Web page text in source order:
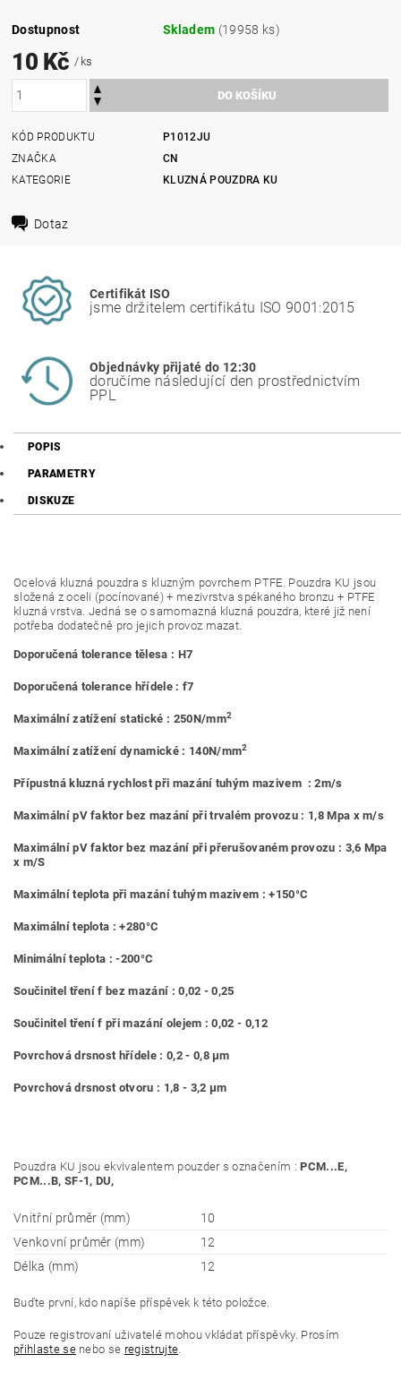
Dostupnost Skladem (19958 ks)
10 Kč/ ks
KÓD PRODUKTU
P1012JU
ZNAČKA
CN
KATEGORIE
KLUZNÁ POUZDRA KU
Dotaz
Certifikát ISO
jsme držitelem certifikátu ISO 9001:2015
Objednávky přijaté do 12:30
doručíme následující den prostřednictvím
PPL
POPIS
PARAMETRY
DISKUZE
Ocelová kluzná pouzdra s kluzným povrchem PTFE. Pouzdra KU jsou
složená z oceli (pocínované) + mezivrstva spékaného bronzu + PTFE
kluzná vrstva. Jedná se o samomazná kluzná pouzdra, které již není
potřeba dodatečně pro jejich provoz mazat.
Doporučená tolerance tělesa : H7
Doporučená tolerance hřídele : f7
Maximální zatížení statické : 250N/mm2
Maximální zatížení dynamické : 140N/mm2
Přípustná kluzná rychlost při mazání tuhým mazivem : 2m/s
Maximální pV faktor bez mazání při trvalém provozu : 1,8 Mpa x m/s
Maximální pV faktor bez mazání při přerušovaném provozu : 3,6 Mpa
x m/S
Maximální teplota při mazání tuhým mazivem : +150°C
Maximální teplota : +280°C
Minimální teplota : -200°C
Součinitel tření f bez mazání : 0,02 - 0,25
Součinitel tření f při mazání olejem : 0,02 - 0,12
Povrchová drsnost hřídele : 0,2 - 0,8 μm
Povrchová drsnost otvoru : 1,8 - 3,2 μm
Pouzdra KU jsou ekvivalentem pouzder s označením :PCM...E,
PCM...B, SF-1, DU,
Vnitřní průměr (mm)
10
Venkovní průměr (mm)
12
Délka (mm)
12
Buďte první, kdo napíše příspěvek k této položce.
Pouze registrovaní uživatelé mohou vkládat příspěvky. Prosím
přihlaste senebo se registrujte.